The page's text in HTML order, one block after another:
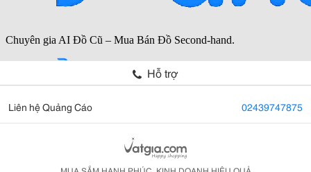
Hỗ trợ
Liên hệ Quảng Cáo 02439747875